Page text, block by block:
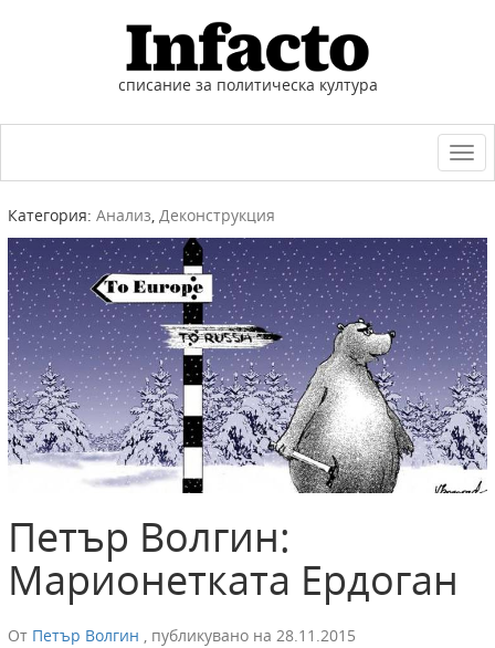
списание за политическа култура
Категория: Анализ, Деконструкция
Петър Волгин:
Марионетката Ердоган
От Петър Волгин , публикувано на 28.11.2015